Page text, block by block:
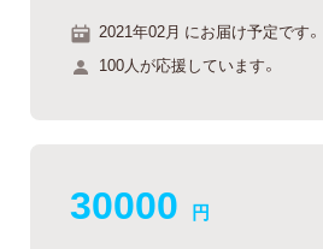
2021年02月 にお届け予定です。
100人が応援しています。
30000 円